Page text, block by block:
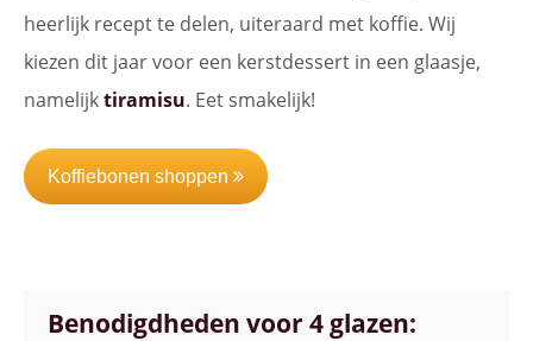
heerlijk recept te delen, uiteraard met koffie. Wij
kiezen dit jaar voor een kerstdessert in een glaasje,
namelijktiramisu. Eet smakelijk!
Koffiebonen shoppen
Benodigdheden voor 4 glazen: